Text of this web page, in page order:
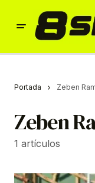
Portada Zeben
Zeben
1 artículos